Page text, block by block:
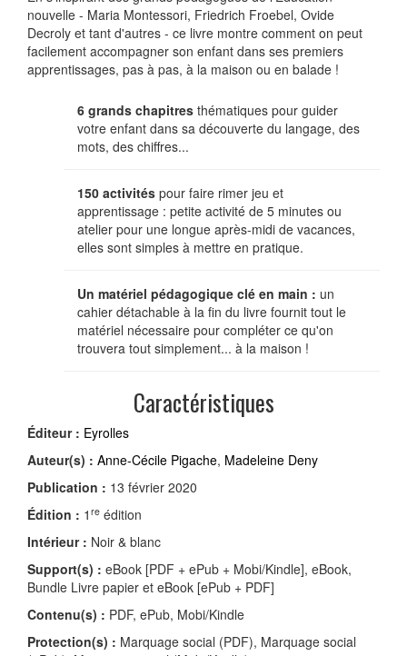
nouvelle - Maria Montessori, Friedrich Froebel, Ovide
Decroly et tant d'autres - ce livre montre comment on peut
facilement accompagner son enfant dans ses premiers
apprentissages, pas à pas, à la maison ou en balade !
6 grands chapitres thématiques pour guider
votre enfant dans sa découverte du langage, des
mots, des chiffres...
150 activités pour faire rimer jeu et
apprentissage : petite activité de 5 minutes ou
atelier pour une longue après-midi de vacances,
elles sont simples à mettre en pratique.
Un matériel pédagogique clé en main : un
cahier détachable à la fin du livre fournit tout le
matériel nécessaire pour compléter ce qu'on
trouvera tout simplement... à la maison !
Caractéristiques
Éditeur : Eyrolles
Auteur(s) : Anne-Cécile Pigache, Madeleine Deny
Publication : 13 février 2020
Édition : 1 re édition
Intérieur : Noir & blanc
Support(s) : eBook [PDF + ePub + Mobi/Kindle], eBook,
Bundle Livre papier et eBook [ePub + PDF]
Contenu(s) : PDF, ePub, Mobi/Kindle
Protection(s) : Marquage social (PDF), Marquage social